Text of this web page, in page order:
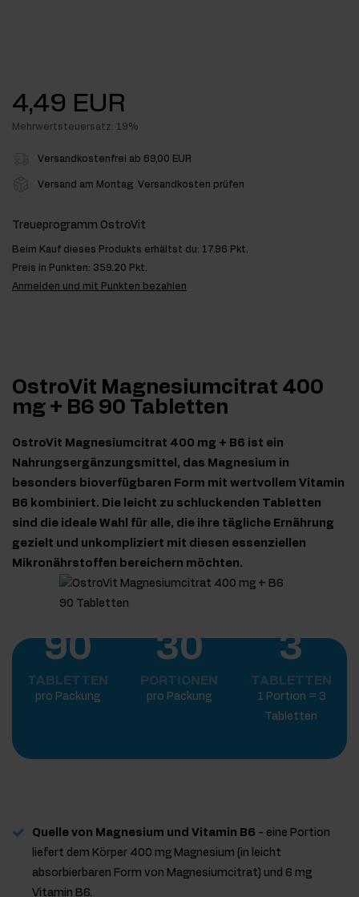
4,49 EUR
Mehrwertsteuersatz: 19%
Versandkostenfrei ab 69,00 EUR
Versand am Montag Versandkosten prüfen
Treueprogramm OstroVit
Beim Kauf dieses Produkts erhältst du: 17.96 Pkt.
Preis in Punkten: 359.20 Pkt.
Anmelden und mit Punkten bezahlen
OstroVit Magnesiumcitrat 400
mg + B6 90 Tabletten
OstroVit Magnesiumcitrat 400 mg + B6 ist ein
Nahrungsergänzungsmittel, das Magnesium in
besonders bioverfügbaren Form mit wertvollem Vitamin
B6 kombiniert. Die leicht zu schluckenden Tabletten
sind die ideale Wahl für alle, die ihre tägliche Ernährung
gezielt und unkompliziert mit diesen essenziellen
Mikronährstoffen bereichern möchten.
90
TABLETTEN
pro Packung
30
PORTIONEN
pro Packung
3
TABLETTEN
1 Portion = 3
Tabletten
Quelle von Magnesium und Vitamin B6 - eine Portion
liefert dem Körper 400 mg Magnesium (in leicht
absorbierbaren Form von Magnesiumcitrat) und 6 mg
Vitamin B6.